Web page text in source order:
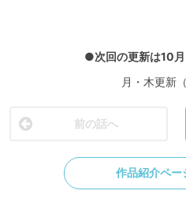
●次回の更新は10月
月・木更新
前の話へ
作品紹介ペー